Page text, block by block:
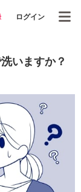
ログイン
いますか？